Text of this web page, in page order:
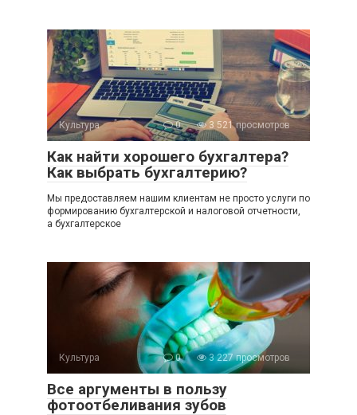
Культура 0 3 521 просмотров
Как найти хорошего бухгалтера?
Как выбрать бухгалтерию?
Мы предоставляем нашим клиентам не просто услуги по
формированию бухгалтерской и налоговой отчетности,
а бухгалтерское
Культура 0 3 227 просмотров
Все аргументы в пользу
фотоотбеливания зубов